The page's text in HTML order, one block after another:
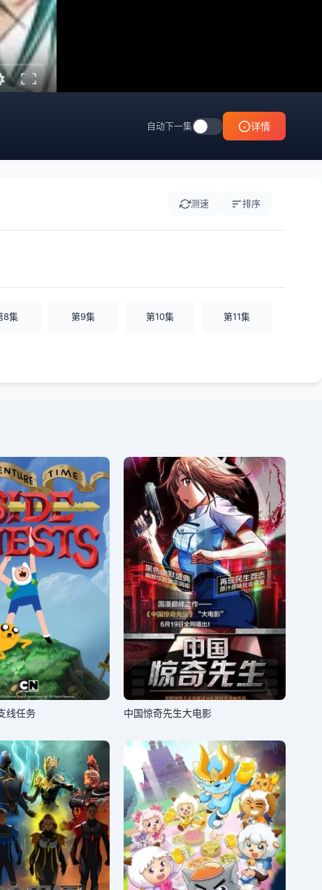
自动下一集 详情
测速 排序
8集 第9集 第10集 第11集
线任务 中国惊奇先生大电影